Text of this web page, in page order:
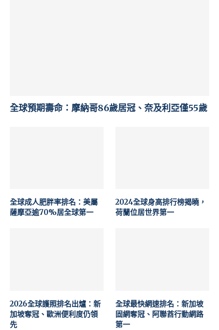
全球預期壽命：摩納哥86歲居冠、奈及利亞僅55歲
全球成人肥胖率排名：美屬
薩摩亞逾70%居全球第一
2024全球身高排行榜揭曉，
荷蘭位居世界第一
2026全球護照排名出爐：新
加坡奪冠、歐洲便利度仍領
先
全球最快網速排名：新加坡
固網奪冠、阿聯酋行動網路
第一